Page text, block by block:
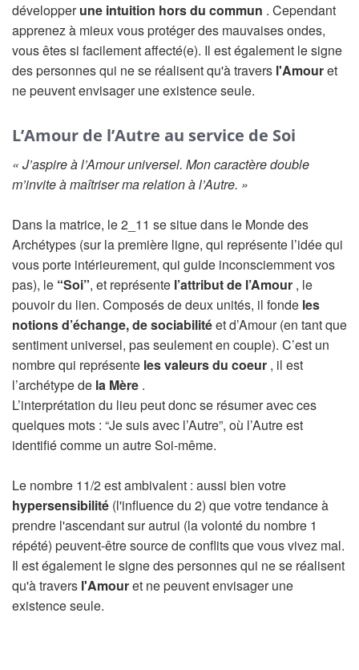
développerune intuition hors du commun . Cependant
apprenez à mieux vous protéger des mauvaises ondes,
vous êtes si facilement affecté(e). Il est également le signe
des personnes qui ne se réalisent qu'à travers l'Amouret
ne peuvent envisager une existence seule.
L’Amour de l’Autre au service de Soi
« J’aspire à l’Amour universel. Mon caractère double
m’invite à maîtriser ma relation à l’Autre. »
Dans la matrice, le 2_11 se situe dans le Monde des
Archétypes (sur la première ligne, qui représente l’idée qui
vous porte intérieurement, qui guide inconsciemment vos
pas), le “Soi”, et représente l’attribut de l’Amour , le
pouvoir du lien. Composés de deux unités, il fonde les
notions d’échange, de sociabilitéet d’Amour (en tant que
sentiment universel, pas seulement en couple). C’est un
nombre qui représente les valeurs du coeur , il est
l’archétype de la Mère .
L’interprétation du lieu peut donc se résumer avec ces
quelques mots : “Je suis avec l’Autre”, où l’Autre est
identifié comme un autre Soi-même.
Le nombre 11/2 est ambivalent : aussi bien votre
hypersensibilité (l'influence du 2) que votre tendance à
prendre l'ascendant sur autrui (la volonté du nombre 1
répété) peuvent-être source de conflits que vous vivez mal.
Il est également le signe des personnes qui ne se réalisent
qu'à travers l'Amouret ne peuvent envisager une
existence seule.